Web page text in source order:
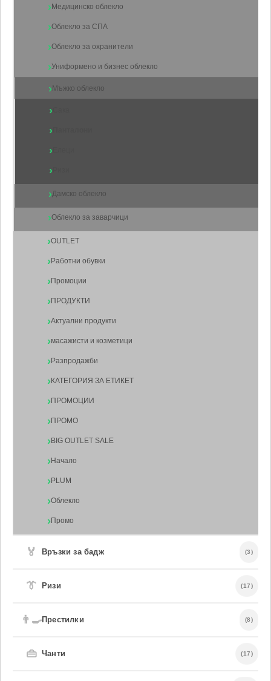
Медицинско облекло
Облекло за СПА
Облекло за охранители
Униформено и бизнес облекло
Мъжко облекло
Дамско облекло
Облекло за заварчици
OUTLET
Работни обувки
Промоции
ПРОДУКТИ
Актуални продукти
масажисти и козметици
Разпродажби
КАТЕГОРИЯ ЗА ЕТИКЕТ
ПРОМОЦИИ
ПРОМО
BIG OUTLET SALE
Начало
PLUM
Облекло
Промо
🏅 Връзки за бадж (3)
👔 Ризи (17)
👨‍🍳Престилки (8)
👜 Чанти (17)